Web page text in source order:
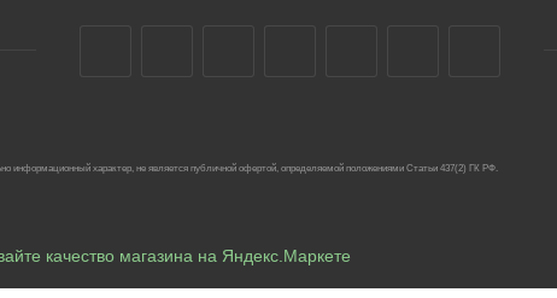
информационный характер, не является публичной офертой, определяемой положениями Статьи 437(2) ГК РФ.